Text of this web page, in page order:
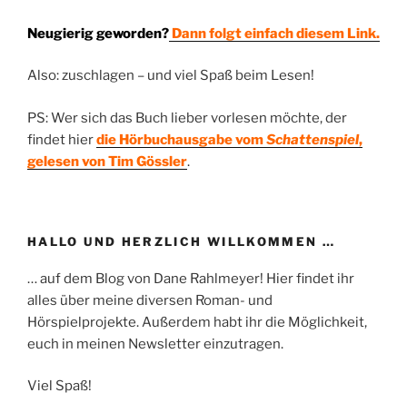
Neugierig geworden? Dann folgt einfach diesem Link.
Also: zuschlagen – und viel Spaß beim Lesen!
PS: Wer sich das Buch lieber vorlesen möchte, der
findet hierdie Hörbuchausgabe vomSchattenspiel,
gelesen von Tim Gössler.
HALLO UND HERZLICH WILLKOMMEN …
… auf dem Blog von Dane Rahlmeyer! Hier findet ihr
alles über meine diversen Roman- und
Hörspielprojekte. Außerdem habt ihr die Möglichkeit,
euch in meinen Newsletter einzutragen.
Viel Spaß!